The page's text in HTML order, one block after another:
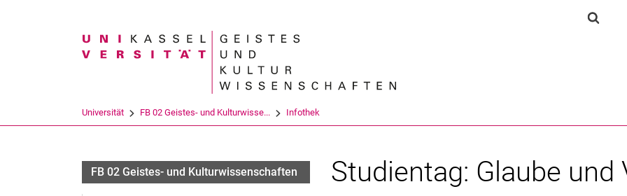
Springe direkt zu: Inhalt
Springe direkt zu: Suche
Springe direkt zu:
Suchbegriff
Universität FB 02 Geistes- und Kulturwisse... Infothek
FB 02 Geistes- und Kulturwissenschaften Studientag: Glaube und